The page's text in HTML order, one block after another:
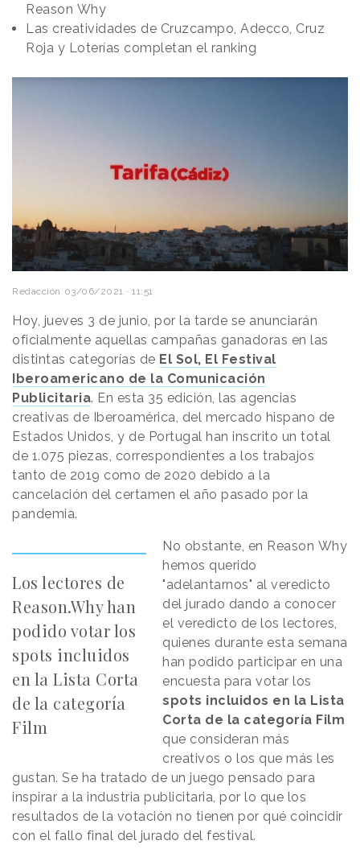
Reason Why
Las creatividades de Cruzcampo, Adecco, Cruz
Roja y Loterías completan el ranking
Redacción 03/06/2021 · 11:51
Hoy, jueves 3 de junio, por la tarde se anunciarán
oficialmente aquellas campañas ganadoras en las
distintas categorías de El Sol, El Festival
Iberoamericano de la Comunicación
Publicitaria. En esta 35 edición, las agencias
creativas de Iberoamérica, del mercado hispano de
Estados Unidos, y de Portugal han inscrito un total
de 1.075 piezas, correspondientes a los trabajos
tanto de 2019 como de 2020 debido a la
cancelación del certamen el año pasado por la
pandemia.
Los lectores de
Reason.Why han
podido votar los
spots incluidos
en la Lista Corta
de la categoría
Film
No obstante, en Reason Why
hemos querido
"adelantarnos" al veredicto
del jurado dando a conocer
el veredicto de los lectores,
quienes durante esta semana
han podido participar en una
encuesta para votar los
spots incluidos en la Lista
Corta de la categoría Film
que consideran más
creativos o los que más les
gustan. Se ha tratado de un juego pensado para
inspirar a la industria publicitaria, por lo que los
resultados de la votación no tienen por qué coincidir
con el fallo final del jurado del festival.